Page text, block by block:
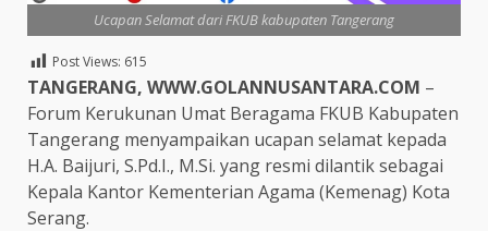
Ucapan Selamat dari FKUB kabupaten Tangerang
Post Views: 615
TANGERANG, WWW.GOLANNUSANTARA.COM –
Forum Kerukunan Umat Beragama FKUB Kabupaten
Tangerang menyampaikan ucapan selamat kepada
H.A. Baijuri, S.Pd.I., M.Si. yang resmi dilantik sebagai
Kepala Kantor Kementerian Agama (Kemenag) Kota
Serang.